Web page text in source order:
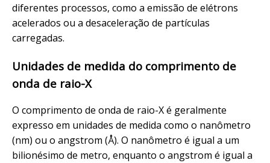
diferentes processos, como a emissão de elétrons
acelerados ou a desaceleração de partículas
carregadas.
Unidades de medida do comprimento de
onda de raio-X
O comprimento de onda de raio-X é geralmente
expresso em unidades de medida como o nanômetro
(nm) ou o angstrom (Å). O nanômetro é igual a um
bilionésimo de metro, enquanto o angstrom é igual a